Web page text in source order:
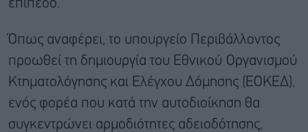
επίπεδο.
Όπως αναφέρει, το υπουργείο Περιβάλλοντος
προωθεί τη δημιουργία του Εθνικού Οργανισμού
Κτηματολόγησης και Ελέγχου Δόμησης (ΕΟΚΕΔ),
ενός φορέα που κατά την αυτοδιοίκηση θα
συγκεντρώνει αρμοδιότητες αδειοδότησης,